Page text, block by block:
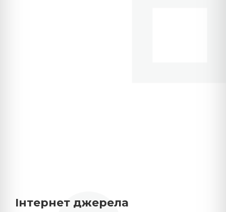
Інтернет джерела